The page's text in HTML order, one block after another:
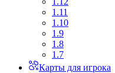
1.11
1.10
1.9
1.8
1.7
Карты для игрока